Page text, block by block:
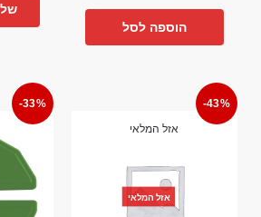
הוספה לסל
-43%
אזל המלאי
אזל המלאי
-33%